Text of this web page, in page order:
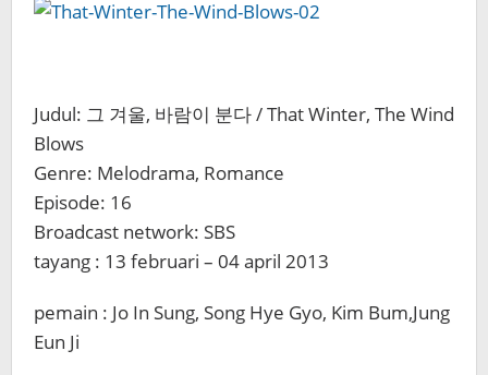
Judul: 그 겨울, 바람이 분다 / That Winter, The Wind
Blows
Genre: Melodrama, Romance
Episode: 16
Broadcast network: SBS
tayang : 13 februari – 04 april 2013
pemain : Jo In Sung, Song Hye Gyo, Kim Bum,Jung
Eun Ji